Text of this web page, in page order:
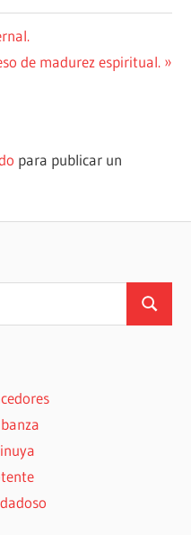
de madurez espiritual.
para publicar un
Buscar